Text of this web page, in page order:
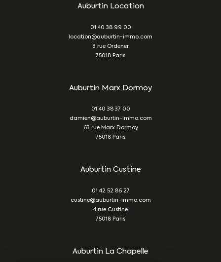
Auburtin Location
01 40 38 99 00
location@auburtin-immo.com
3 rue Ordener
75018
Paris
Auburtin Marx Dormoy
01 40 38 37 00
damien@auburtin-immo.com
63 rue Marx Dormoy
75018
Paris
Auburtin Custine
01 42 52 86 27
custine@auburtin-immo.com
4 rue Custine
75018
Paris
Auburtin La Chapelle